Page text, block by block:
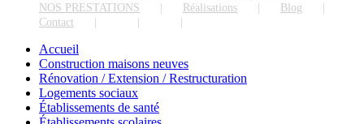
NOS PRESTATIONS
Réalisations
Blog
Contact
Accueil
Construction maisons neuves
Rénovation / Extension / Restructuration
Logements sociaux
Établissements de santé